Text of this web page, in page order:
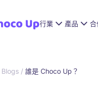
行業 產品 合
Blogs / 誰是 Choco Up？